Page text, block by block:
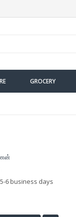
GROCERY
6 business days